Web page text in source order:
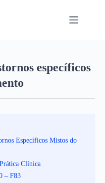
específicos
Específicos Mistos do
Clínica
– F83